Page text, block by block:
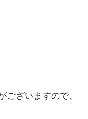
ざいますので、